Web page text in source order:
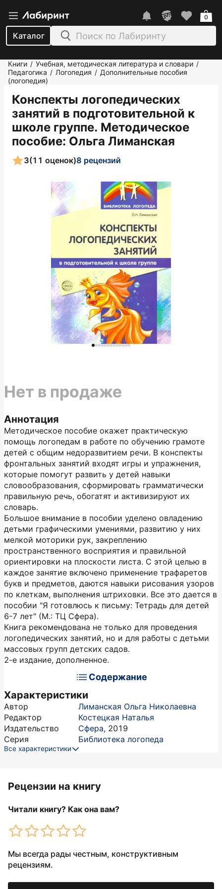
Каталог
0
Книги / Учебная, методическая литература и словари /
Педагогика / Логопедия / Дополнительные пособия
(логопедия)
Конспекты логопедических
занятий в подготовительной к
школе группе. Методическое
пособие: Ольга Лиманская
3(11 оценок)8 рецензий
Аннотация
Методическое пособие окажет практическую
помощь логопедам в работе по обучению грамоте
детей с общим недоразвитием речи. В конспекты
фронтальных занятий входят игры и упражнения,
которые помогут развить у детей навыки
словообразования, сформировать грамматически
правильную речь, обогатят и активизируют их
словарь.
Большое внимание в пособии уделено овладению
детьми графическими умениями, развитию у них
мелкой моторики рук, закреплению
пространственного восприятия и правильной
ориентировки на плоскости листа. С этой целью в
каждое занятие включено применение трафаретов
букв и предметов, даются навыки рисования узоров
по клеткам, выполнения штриховки. Все это дается в
пособии "Я готовлюсь к письму: Тетрадь для детей
6-7 лет" (М.: ТЦ Сфера).
Книга рекомендована не только для проведения
логопедических занятий, но и для работы с детьми
массовых групп детских садов.
2-е издание, дополненное.
Содержание
Характеристики
Автор
Лиманская Ольга Николаевна
Редактор
Костецкая Наталья
Издательство
Сфера, 2019
Серия
Библиотека логопеда
Все характеристики
Нет в продаже
Рецензии на книгу
Читали книгу? Как она вам?
Мы всегда рады честным, конструктивным
рецензиям.